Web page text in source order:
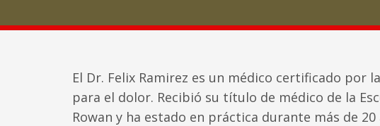
El Dr. Felix Ramirez es un médico certificado por
para el dolor. Recibió su título de médico de la
Rowan y ha estado en práctica durante más de 20